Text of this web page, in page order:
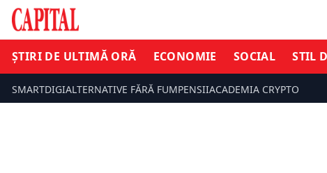
ȘTIRI DE ULTIMĂ ORĂ ECONOMIE SOCIAL STIL
SMARTDIGIALTERNATIVE FĂRĂ FUMPENSIIACADEMIA CRYPTO